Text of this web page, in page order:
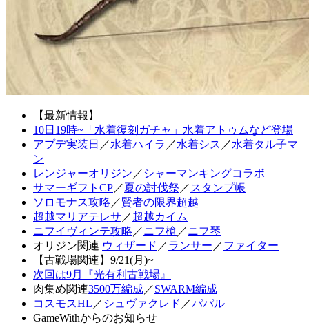
【最新情報】
10日19時~「水着復刻ガチャ」水着アトゥムなど登場
アプデ実装日 ／水着ハイラ ／水着シス ／水着タル子マ
ン
レンジャーオリジン ／ シャーマンキングコラボ
サマーギフトCP／夏の討伐祭 ／ スタンプ帳
ソロモナス攻略 ／賢者の限界超越
超越マリアテレサ ／超越カイム
ニフイヴィンテ攻略 ／ニフ槍 ／ニフ琴
オリジン関連 ウィザード ／ランサー ／ファイター
【古戦場関連】9/21(月)~
次回は9月『光有利古戦場』
肉集め関連3500万編成／SWARM編成
コスモスHL ／ シュヴァクレド ／パパル
GameWithからのお知らせ